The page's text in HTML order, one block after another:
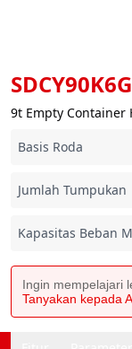
9t Empty Container
Basis Roda
Jumlah Tumpukan
Kapasitas Beban
Ingin mempelajari
Tanyakan kepada